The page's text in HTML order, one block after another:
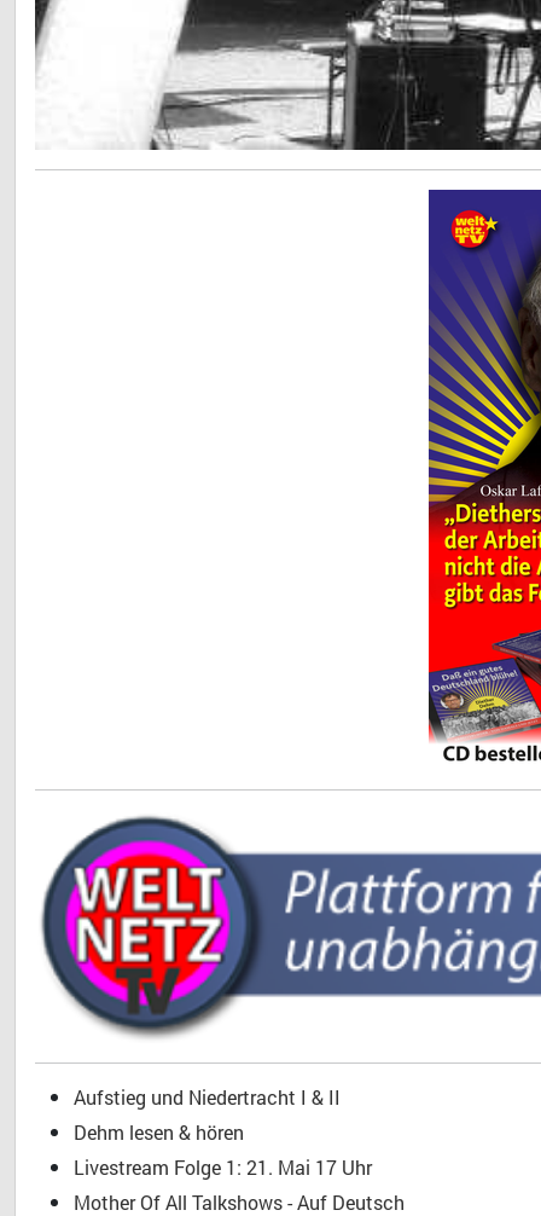
Aufstieg und Niedertracht I & II
Dehm lesen & hören
Livestream Folge 1: 21. Mai 17 Uhr
Mother Of All Talkshows - Auf Deutsch